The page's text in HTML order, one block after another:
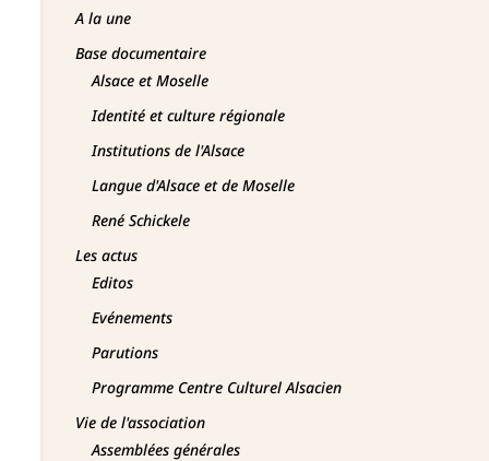
A la une
Base documentaire
Alsace et Moselle
Identité et culture régionale
Institutions de l'Alsace
Langue d'Alsace et de Moselle
René Schickele
Les actus
Editos
Evénements
Parutions
Programme Centre Culturel Alsacien
Vie de l'association
Assemblées générales